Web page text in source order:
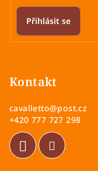
Přihlásit se
Kontakt
cavalletto@post.cz
+420 777 727 298